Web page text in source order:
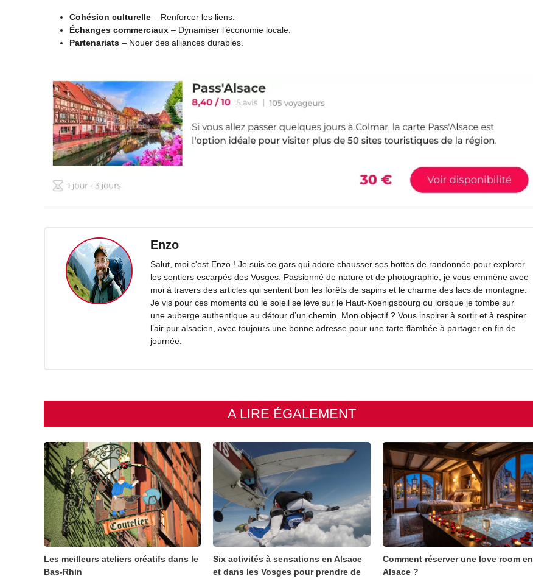
Cohésion culturelle – Renforcer les liens.
Échanges commerciaux – Dynamiser l’économie locale.
Partenariats – Nouer des alliances durables.
Enzo
Salut, moi c'est Enzo ! Je suis ce gars qui adore chausser ses bottes de randonnée pour explorer
les sentiers escarpés des Vosges. Passionné de nature et de photographie, je vous emmène avec
moi à travers des articles qui sentent bon les forêts de sapins et le charme des lacs de montagne.
Je vis pour ces moments où le soleil se lève sur le Haut-Koenigsbourg ou lorsque je tombe sur
une auberge authentique au détour d’un chemin. Mon objectif ? Vous inspirer à sortir et à respirer
l’air pur alsacien, avec toujours une bonne adresse pour une tarte flambée à partager en fin de
journée.
A LIRE ÉGALEMENT
Les meilleurs ateliers créatifs dans le
Bas-Rhin
Six activités à sensations en Alsace
et dans les Vosges pour prendre de
Comment réserver une love room en
Alsace ?